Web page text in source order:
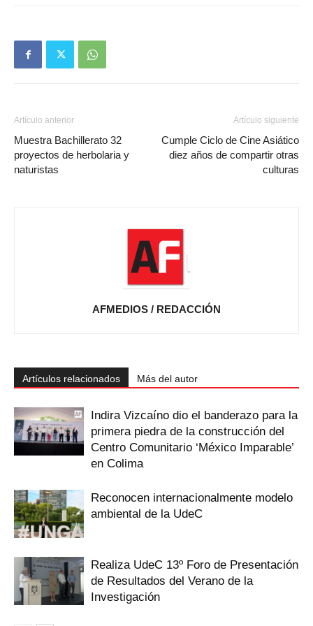
Artículo anterior
Muestra Bachillerato 32
proyectos de herbolaria y
naturistas
Artículo siguiente
Cumple Ciclo de Cine Asiático
diez años de compartir otras
culturas
AFMEDIOS / REDACCIÓN
Artículos relacionados Más del autor
Indira Vizcaíno dio el banderazo para la
primera piedra de la construcción del
Centro Comunitario ‘México Imparable’
en Colima
Reconocen internacionalmente modelo
ambiental de la UdeC
Realiza UdeC 13º Foro de Presentación
de Resultados del Verano de la
Investigación